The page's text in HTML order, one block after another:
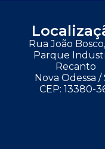
Rua João
Parque
Recanto
Nova Odessa /
CEP: 13380-